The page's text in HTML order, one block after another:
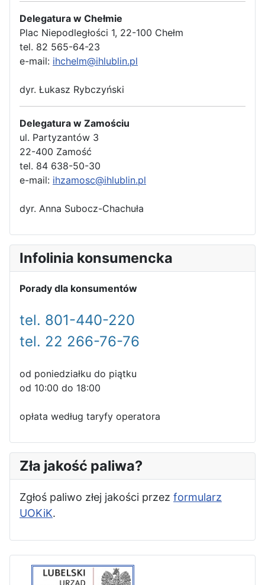
Delegatura w Chełmie
Plac Niepodległości 1, 22-100 Chełm
tel. 82 565-64-23
e-mail: ihchelm@ihlublin.pl
dyr. Łukasz Rybczyński
Delegatura w Zamościu
ul. Partyzantów 3
22-400 Zamość
tel. 84 638-50-30
e-mail: ihzamosc@ihlublin.pl
dyr. Anna Subocz-Chachuła
Infolinia konsumencka
Porady dla konsumentów
tel. 801-440-220
tel. 22 266-76-76
od poniedziałku do piątku
od 10:00 do 18:00
opłata według taryfy operatora
Zła jakość paliwa?
Zgłoś paliwo złej jakości przez formularz
UOKiK.